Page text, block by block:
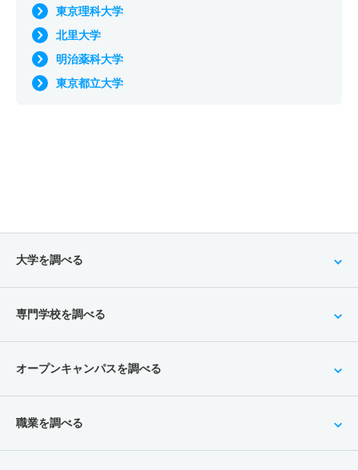
東京理科大学
北里大学
明治薬科大学
東京都立大学
大学を調べる
専門学校を調べる
オープンキャンパスを調べる
職業を調べる